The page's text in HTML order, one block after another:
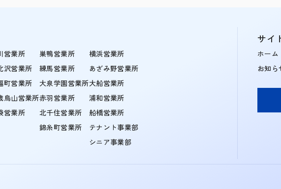
営業所
沢営業所
町営業所
烏山営業所
営業所
巣鴨営業所
練馬営業所
大泉学園営業所
赤羽営業所
北千住営業所
錦糸町営業所
横浜営業所
あざみ野営業所
大船営業所
浦和営業所
船橋営業所
テナント事業部
シニア事業部
サイ
ホーム
お知ら